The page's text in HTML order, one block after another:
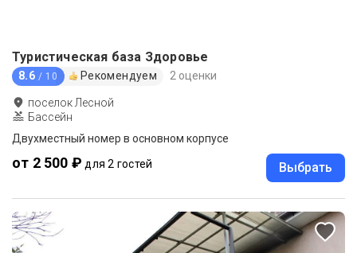
Туристическая база Здоровье
8.6 / 10 Рекомендуем 2 оценки
поселок Лесной
Бассейн
Двухместный номер в основном корпусе
от 2 500 ₽ для 2 гостей Выбрать